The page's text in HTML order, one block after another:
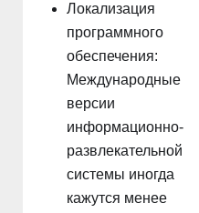
Локализация
программного
обеспечения:
Международные
версии
информационно-
развлекательной
системы иногда
кажутся менее